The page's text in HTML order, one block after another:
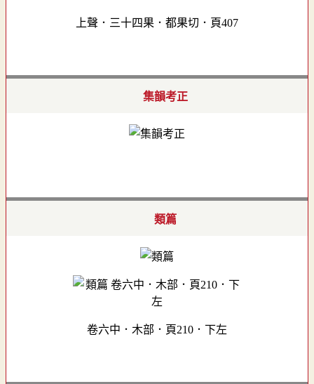
上聲．三十四果．都果切．頁407
集韻考正
類篇
卷六中．木部．頁210．下左